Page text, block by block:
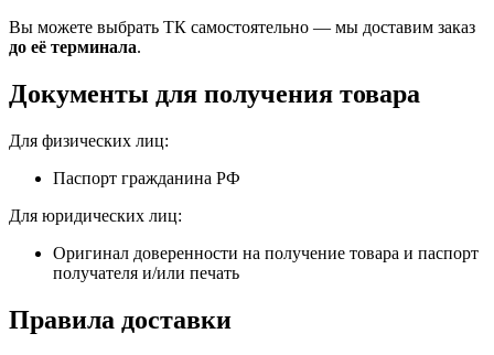
Вы можете выбрать ТК самостоятельно — мы доставим заказ
до её терминала.
Документы для получения товара
Для физических лиц:
Паспорт гражданина РФ
Для юридических лиц:
Оригинал доверенности на получение товара и паспорт
получателя и/или печать
Правила доставки